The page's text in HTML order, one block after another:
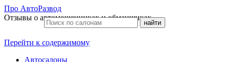
Про АвтоРазвод
Отзывы о автомошенниках и обманщиках
Перейти к содержимому
Автосалоны